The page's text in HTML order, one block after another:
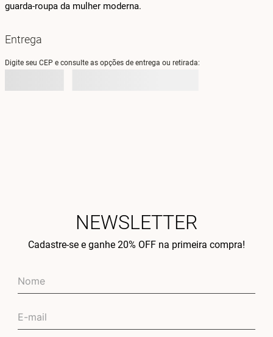
guarda-roupa da mulher moderna.
Entrega
Digite seu CEP e consulte as opções de entrega ou retirada:
NEWSLETTER
Cadastre-se e ganhe 20% OFF na primeira compra!